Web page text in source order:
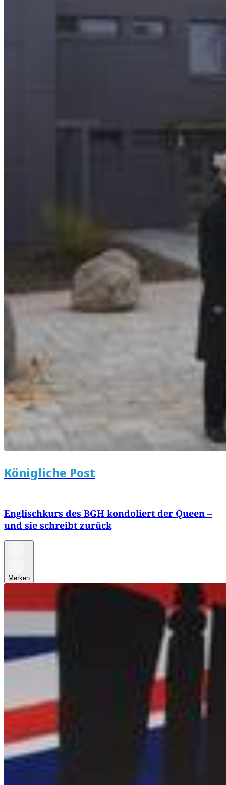
Königliche Post
Englischkurs des BGH kondoliert der Queen –
und sie schreibt zurück
Merken